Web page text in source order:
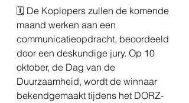
🗓️ De Koplopers zullen de komende
maand werken aan een
communicatieopdracht, beoordeeld
door een deskundige jury. Op 10
oktober, de Dag van de
Duurzaamheid, wordt de winnaar
bekendgemaakt tijdens het DORZ-